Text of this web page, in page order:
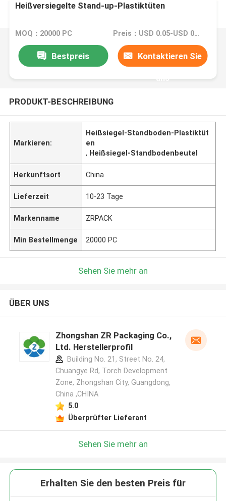
Heißversiegelte Stand-up-Plastiktüten
MOQ：20000 PC Preis：USD 0.05-USD 0.15
Bestpreis Kontaktieren Sie
uns
PRODUKT-BESCHREIBUNG
Markieren:
Heißsiegel-Standboden-Plastiktüt
en
, Heißsiegel-Standbodenbeutel
Herkunftsort China
Lieferzeit 10-23 Tage
Markenname ZRPACK
Min Bestellmenge 20000 PC
Sehen Sie mehr an
ÜBER UNS
Zhongshan ZR Packaging Co.,
Ltd. Herstellerprofil
Building No. 21, Street No. 24,
Chuangye Rd, Torch Development
Zone, Zhongshan City, Guangdong,
China ,CHINA
5.0
Überprüfter Lieferant
Sehen Sie mehr an
Erhalten Sie den besten Preis für